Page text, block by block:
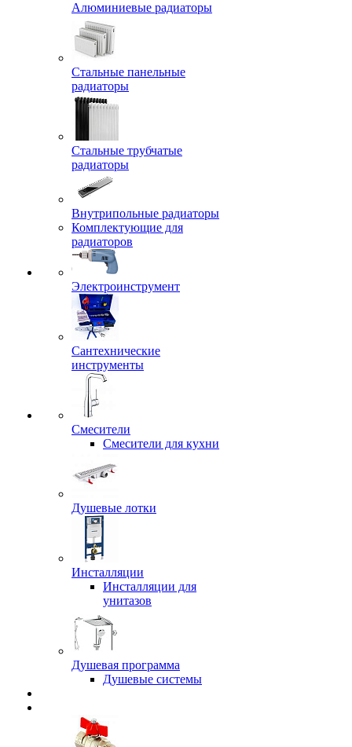
Алюминиевые радиаторы
Стальные панельные
радиаторы
Стальные трубчатые
радиаторы
Внутрипольные радиаторы
Комплектующие для
радиаторов
Электроинструмент
Сантехнические
инструменты
Смесители
Смесители для кухни
Душевые лотки
Инсталляции
Инсталляции для
унитазов
Душевая программа
Душевые системы